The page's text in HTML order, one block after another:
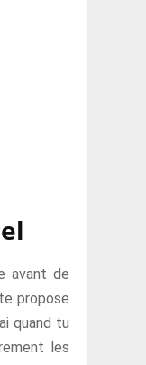
avant de
propose
quand tu
les